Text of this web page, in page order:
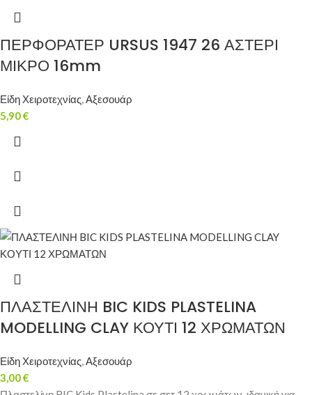
ΠΕΡΦΟΡΑΤΕΡ URSUS 1947 26 ΑΣΤΕΡΙ
ΜΙΚΡΟ 16mm
Είδη Χειροτεχνίας,Αξεσουάρ
5,90€
ΠΛΑΣΤΕΛΙΝΗ BIC KIDS PLASTELINA
MODELLING CLAY ΚΟΥΤΙ 12 ΧΡΩΜΑΤΩΝ
Είδη Χειροτεχνίας,Αξεσουάρ
3,00€